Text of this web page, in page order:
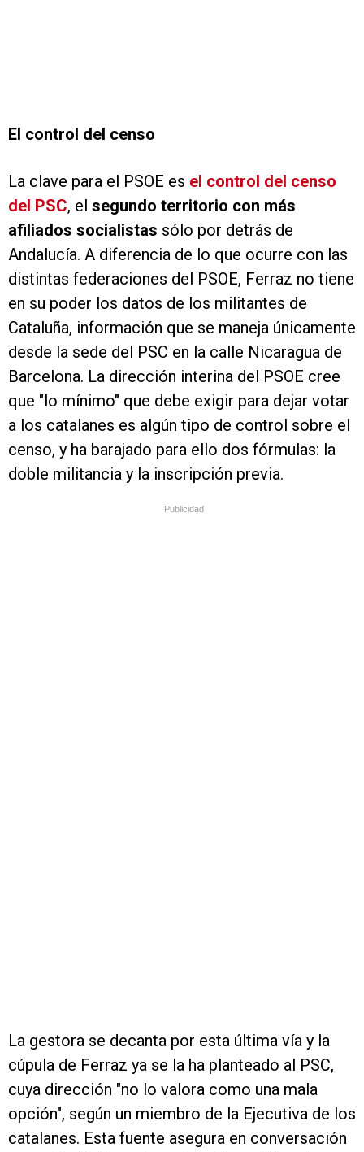
El control del censo
La clave para el PSOE es el control del censo
del PSC, el segundo territorio con más
afiliados socialistas sólo por detrás de
Andalucía. A diferencia de lo que ocurre con las
distintas federaciones del PSOE, Ferraz no tiene
en su poder los datos de los militantes de
Cataluña, información que se maneja únicamente
desde la sede del PSC en la calle Nicaragua de
Barcelona. La dirección interina del PSOE cree
que "lo mínimo" que debe exigir para dejar votar
a los catalanes es algún tipo de control sobre el
censo, y ha barajado para ello dos fórmulas: la
doble militancia y la inscripción previa.
Publicidad
La gestora se decanta por esta última vía y la
cúpula de Ferraz ya se la ha planteado al PSC,
cuya dirección "no lo valora como una mala
opción", según un miembro de la Ejecutiva de los
catalanes. Esta fuente asegura en conversación